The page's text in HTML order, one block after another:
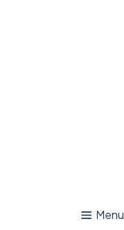
Menu